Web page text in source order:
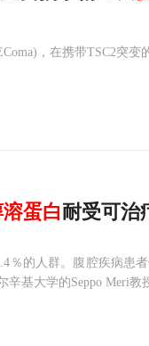
，在携带TSC2突变
溶蛋白耐受可治
％的人群。腹腔疾病患
基大学的Seppo Meri教